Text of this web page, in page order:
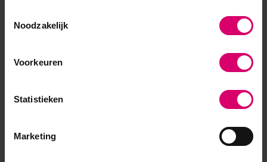
Noodzakelijk
Voorkeuren
Statistieken
Marketing